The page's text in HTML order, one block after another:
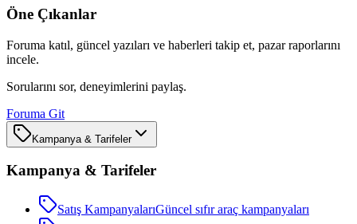
Öne Çıkanlar
Foruma katıl, güncel yazıları ve haberleri takip et, pazar raporlarını
incele.
Sorularını sor, deneyimlerini paylaş.
Foruma Git
Kampanya & Tarifeler
Kampanya & Tarifeler
Satış KampanyalarıGüncel sıfır araç kampanyaları